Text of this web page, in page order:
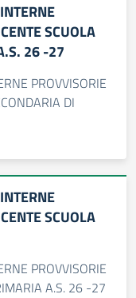
SCUOLA
26 -27
PROVVISORIE
DI
SCUOLA
PROVVISORIE
A.S. 26 -27